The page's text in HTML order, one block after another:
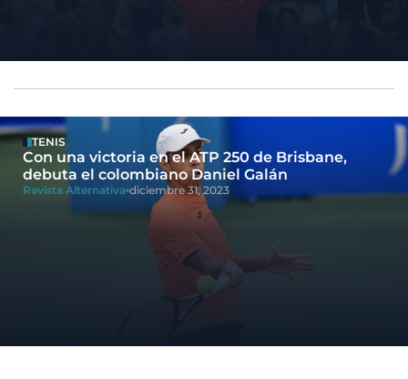
TENIS
Con una victoria en el ATP 250 de Brisbane,
debuta el colombiano Daniel Galán
Revista Alternativa diciembre 31, 2023